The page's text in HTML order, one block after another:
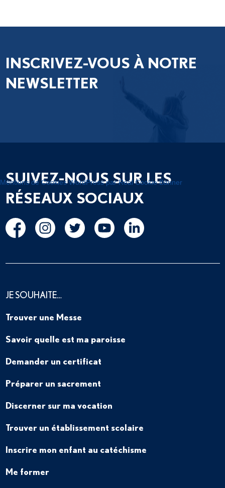
INSCRIVEZ-VOUS À NOTRE
NEWSLETTER
SUIVEZ-NOUS SUR LES
RÉSEAUX SOCIAUX
JE SOUHAITE…
Trouver une Messe
Savoir quelle est ma paroisse
Demander un certificat
Préparer un sacrement
Discerner sur ma vocation
Trouver un établissement scolaire
Inscrire mon enfant au catéchisme
Me former
Mentions de Cookies WordPress par Real Cookie Banner